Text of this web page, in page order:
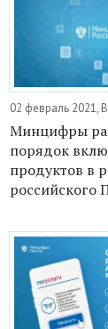
02 февраль 2021,
Минцифры
порядок
продуктов в
российского